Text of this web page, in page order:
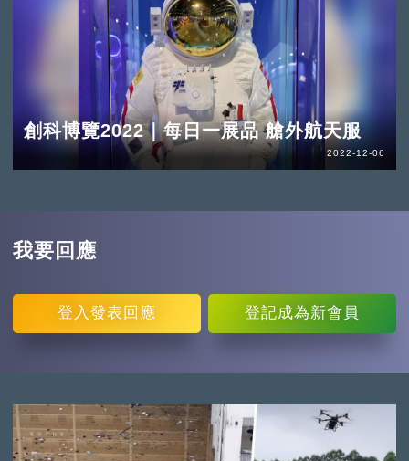
創科博覽2022｜每日一展品 艙外航天服
2022-12-06
我要回應
登入 發表回應 登記成為新會員